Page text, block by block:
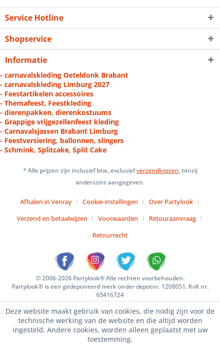
Service Hotline
Shopservice
Informatie
- carnavalskleding Oeteldonk Brabant
- carnavalskleding Limburg 2027
- Feestartikelen accessoires
- Themafeest, Feestkleding
- dierenpakken, dierenkostuums
- Grappige vrijgezellenfeest kleding
- Carnavalsjassen Brabant Limburg
- Feestversiering, ballonnen, slingers
- Schmink, Splitcake, Split Cake
* Alle prijzen zijn inclusief btw, exclusiefverzendkosten, tenzij
anderszins aangegeven.
Afhalen in Venray Cookie-instellingen
Over Partylook
Verzend en betaalwijzen
Voorwaarden
Retouraanvraag
Retourrecht
© 2006-2026 Partylook® Alle rechten voorbehouden.
Partylook® is een gedeponeerd merk onder depotnr. 1208051. KvK nr.
65416724
Deze website maakt gebruik van cookies, die nodig zijn voor de
technische werking van de website en die altijd worden
ingesteld. Andere cookies, worden alleen geplaatst met uw
toestemming.